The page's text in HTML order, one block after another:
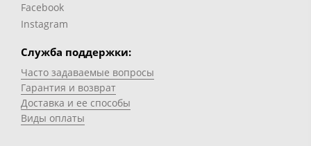
Facebook
Instagram
Служба поддержки:
Часто задаваемые вопросы
Гарантия и возврат
Доставка и ее способы
Виды оплаты